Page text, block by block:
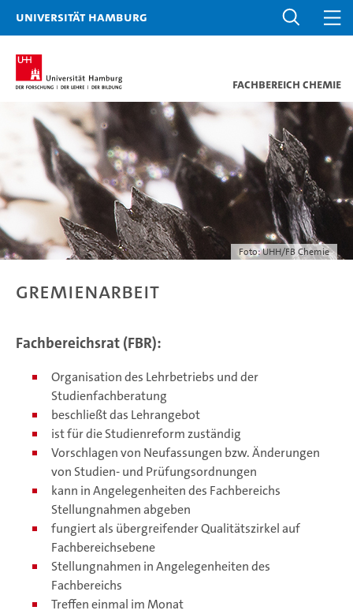
Universität Hamburg
Fachbereich Chemie
Foto: UHH/FB Chemie
Gremienarbeit
Fachbereichsrat (FBR):
Organisation des Lehrbetriebs und der
Studienfachberatung
beschließt das Lehrangebot
ist für die Studienreform zuständig
Vorschlagen von Neufassungen bzw. Änderungen
von Studien- und Prüfungsordnungen
kann in Angelegenheiten des Fachbereichs
Stellungnahmen abgeben
fungiert als übergreifender Qualitätszirkel auf
Fachbereichsebene
Stellungnahmen in Angelegenheiten des
Fachbereichs
Treffen einmal im Monat